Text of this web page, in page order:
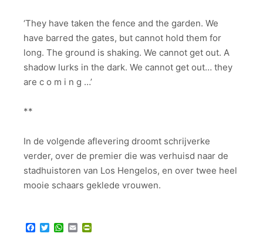
‘They have taken the fence and the garden. We
have barred the gates, but cannot hold them for
long. The ground is shaking. We cannot get out. A
shadow lurks in the dark. We cannot get out… they
are c o m i n g …’
**
In de volgende aflevering droomt schrijverke
verder, over de premier die was verhuisd naar de
stadhuistoren van Los Hengelos, en over twee heel
mooie schaars geklede vrouwen.
Facebook
TwitterWhatsApp
Email